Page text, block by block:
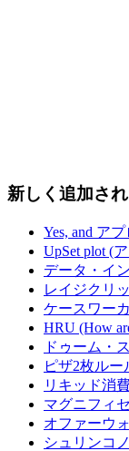
新しく追加さ
Yes, and ア
UpSet plot (
データ・イ
レイジクリ
ケースワー
HRU (How
ドゥーム・
ピザ2枚ルー
リキッド消
マグニフィ
オファーウ
シュリンコ